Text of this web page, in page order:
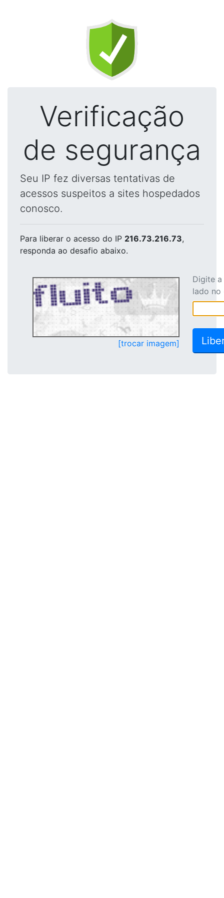
Verificação
de segurança
Seu IP fez diversas tentativas de
acessos suspeitos a sites hospedados
conosco.
Para liberar o acesso do IP 216.73.216.73,
responda ao desafio abaixo.
[trocar imagem]
Digite
lado no